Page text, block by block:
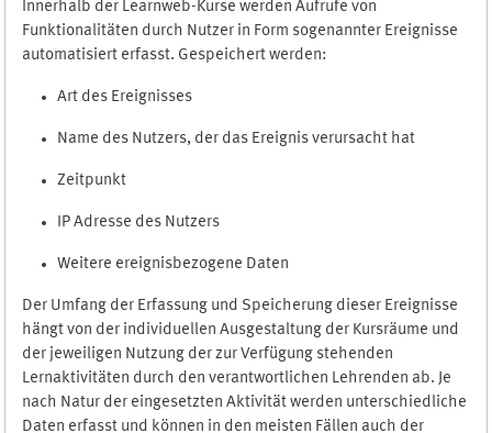
Innerhalb der Learnweb-Kurse werden Aufrufe von
Funktionalitäten durch Nutzer in Form sogenannter Ereignisse
automatisiert erfasst. Gespeichert werden:
Art des Ereignisses
Name des Nutzers, der das Ereignis verursacht hat
Zeitpunkt
IP Adresse des Nutzers
Weitere ereignisbezogene Daten
Der Umfang der Erfassung und Speicherung dieser Ereignisse
hängt von der individuellen Ausgestaltung der Kursräume und
der jeweiligen Nutzung der zur Verfügung stehenden
Lernaktivitäten durch den verantwortlichen Lehrenden ab. Je
nach Natur der eingesetzten Aktivität werden unterschiedliche
Daten erfasst und können in den meisten Fällen auch der